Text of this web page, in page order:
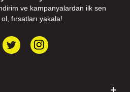
ve kampanyalardan ilk sen
fırsatları yakala!